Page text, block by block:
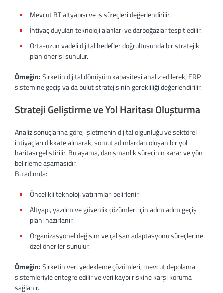
Mevcut BT altyapısı ve iş süreçleri değerlendirilir.
İhtiyaç duyulan teknoloji alanları ve darboğazlar tespit edilir.
Orta-uzun vadeli dijital hedefler doğrultusunda bir stratejik
plan önerisi sunulur.
Örneğin:Şirketin dijital dönüşüm kapasitesi analiz edilerek, ERP
sistemine geçiş ya da bulut stratejisinin gerekliliği değerlendirilir.
Strateji Geliştirme ve Yol Haritası Oluşturma
Analiz sonuçlarına göre, işletmenin dijital olgunluğu ve sektörel
ihtiyaçları dikkate alınarak, somut adımlardan oluşan bir yol
haritası geliştirilir. Bu aşama, danışmanlık sürecinin karar ve yön
belirleme aşamasıdır.
Bu adımda:
Öncelikli teknoloji yatırımları belirlenir.
Altyapı, yazılım ve güvenlik çözümleri için adım adım geçiş
planı hazırlanır.
Organizasyonel değişim ve çalışan adaptasyonu süreçlerine
özel öneriler sunulur.
Örneğin:Şirketin veri yedekleme çözümleri, mevcut depolama
sistemleriyle entegre edilir ve veri kaybı riskine karşı koruma
sağlanır.